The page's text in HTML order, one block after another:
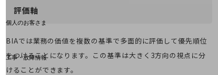
Web明細(My docomo)
個人のお客さま
工事・故障情報
お客さまサポートサイト
評価軸
BIAでは業務の価値を複数の基準で多面的に評価して優先順位
をつけることになります。この基準は大きく3方向の視点に分
けることができます。